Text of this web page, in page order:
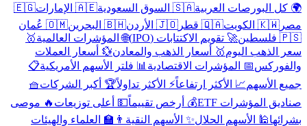
🌍 كل البورصات العربية🇸🇦 السوق السعودية 🇦🇪 الإمارات
🇪🇬
مصر 🇰🇼 الكويت 🇶🇦 قطر 🇯🇴 الأردن 🇧🇭 البحرين
🇴🇲 عُمان
🇵🇸 فلسطين
🚀 تقويم الاكتتابات (IPO) 🌐 المؤشرات العالمية🥇
سعر الذهب اليوم🥇 أسعار الذهب والمعادن💱 أسعار العملات
والفوركس📅 المؤشرات الاقتصادية 📊 فلتر الأسهم الأمريكية📋
جميع الأسهم📈 الأكثر ارتفاعاً⚡ الأكثر تداولاً🏆 أكبر الشركات🧺
صناديق المؤشرات ETF
💰 أرخص تقييماً💵 أعلى توزيعات 🔥 موصى
بشرائها🕌 الأسهم الحلال✨ الأسهم النقية 👨‍🏫 العلماء والهيئات